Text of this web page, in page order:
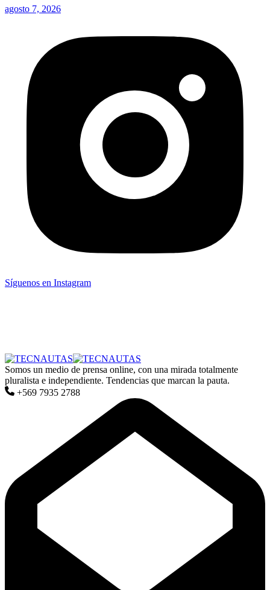
agosto 7, 2026
Síguenos en Instagram
Somos un medio de prensa online, con una mirada totalmente
pluralista e independiente. Tendencias que marcan la pauta.
+569 7935 2788